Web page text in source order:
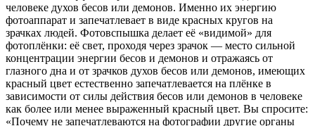
человеке духов бесов или демонов. Именно их энергию
фотоаппарат и запечатлевает в виде красных кругов на
зрачках людей. Фотовспышка делает её «видимой» для
фотоплёнки: её свет, проходя через зрачок — место сильной
концентрации энергии бесов и демонов и отражаясь от
глазного дна и от зрачков духов бесов или демонов, имеющих
красный цвет естественно запечатлевается на плёнке в
зависимости от силы действия бесов или демонов в человеке
как более или менее выраженный красный цвет. Вы спросите:
«Почему не запечатлеваются на фотографии другие органы